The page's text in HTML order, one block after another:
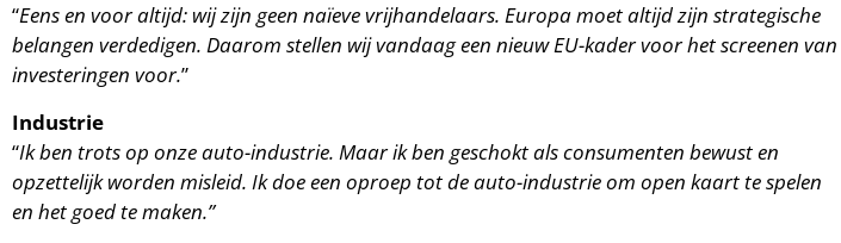
“Eens en voor altijd: wij zijn geen naïeve vrijhandelaars. Europa moet altijd zijn strategische
belangen verdedigen. Daarom stellen wij vandaag een nieuw EU-kader voor het screenen van
investeringen voor.”
Industrie
“Ik ben trots op onze auto-industrie. Maar ik ben geschokt als consumenten bewust en
opzettelijk worden misleid. Ik doe een oproep tot de auto-industrie om open kaart te spelen
en het goed te maken.”